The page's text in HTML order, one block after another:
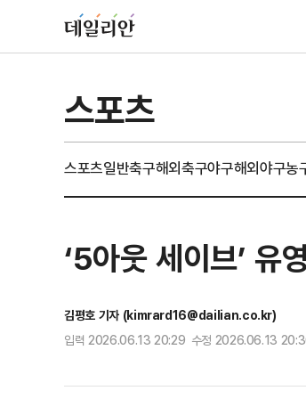
스포츠
스포츠일반축구해외축구야구해외야구농
‘5아웃 세이브’ 유
김평호 기자 (kimrard16@dailian.co.kr)
입력 2026.06.13 20:29 수정 2026.06.13